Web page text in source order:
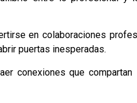
en colaboraciones
puertas inesperadas.
conexiones que compartan